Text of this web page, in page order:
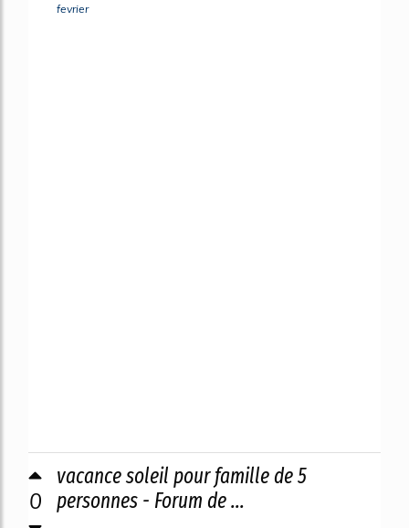
fevrier
0
vacance soleil pour famille de 5
personnes - Forum de ...